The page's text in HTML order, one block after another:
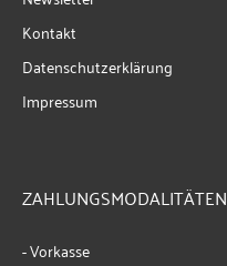
Kontakt
Datenschutzerklärung
Impressum
ZAHLUNGSMODALITÄTEN
- Vorkasse